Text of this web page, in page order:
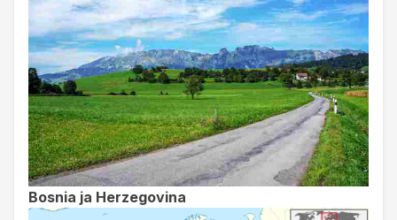
Bosnia ja Herzegovina